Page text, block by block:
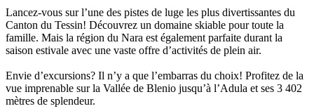
Lancez-vous sur l’une des pistes de luge les plus divertissantes du
Canton du Tessin! Découvrez un domaine skiable pour toute la
famille. Mais la région du Nara est également parfaite durant la
saison estivale avec une vaste offre d’activités de plein air.
Envie d’excursions? Il n’y a que l’embarras du choix! Profitez de la
vue imprenable sur la Vallée de Blenio jusqu’à l’Adula et ses 3 402
mètres de splendeur.